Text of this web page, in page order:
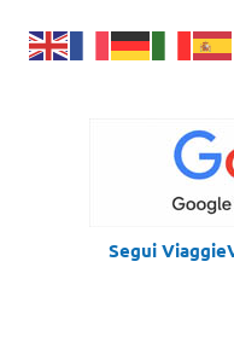
Segui